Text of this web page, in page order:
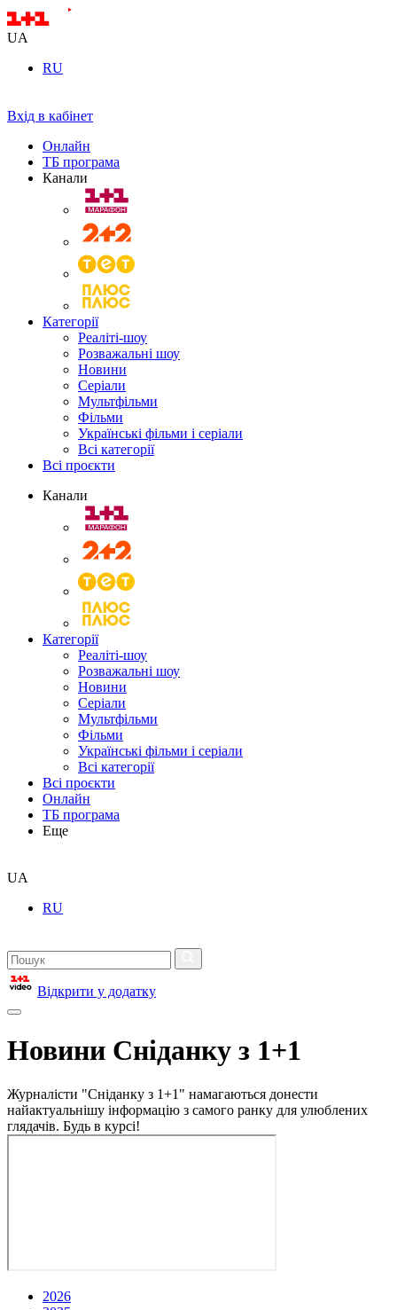
UA
RU
Вхід в кабінет
Онлайн
ТБ програма
Канали
Категорії
Реаліті-шоу
Розважальні шоу
Новини
Серіали
Мультфільми
Фільми
Українські фільми і серіали
Всі категорії
Всі проєкти
Канали
Категорії
Реаліті-шоу
Розважальні шоу
Новини
Серіали
Мультфільми
Фільми
Українські фільми і серіали
Всі категорії
Всі проєкти
Онлайн
ТБ програма
Еще
UA
RU
Відкрити у додатку
Новини Сніданку з 1+1
Журналісти "Сніданку з 1+1" намагаються донести
найактуальнішу інформацію з самого ранку для улюблених
глядачів. Будь в курсі!
2026